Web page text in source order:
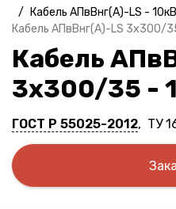
/
Кабель АПвВнг(A)-LS - 10кВ
Кабель АПвВнг(A)-LS 3х300/
Кабель
3х300/35 -
ГОСТ Р 55025-2012, ТУ